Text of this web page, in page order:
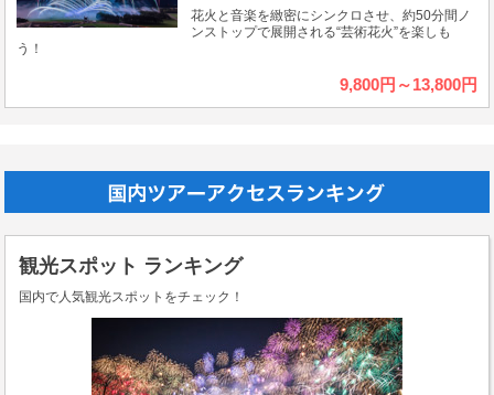
花火と音楽を緻密にシンクロさせ、約50分間ノ
ンストップで展開される“芸術花火”を楽しも
う！
9,800円～13,800円
観光スポット ランキング
国内で人気観光スポットをチェック！